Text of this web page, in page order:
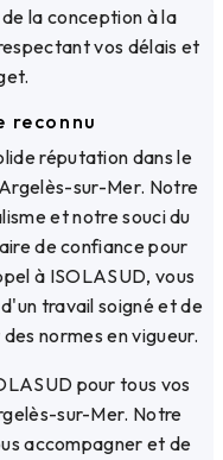
la conception à la
vos délais et
reconnu
réputation dans le
sur-Mer. Notre
et notre souci du
de confiance pour
à ISOLASUD, vous
travail soigné et de
normes en vigueur.
pour tous vos
sur-Mer. Notre
accompagner et de